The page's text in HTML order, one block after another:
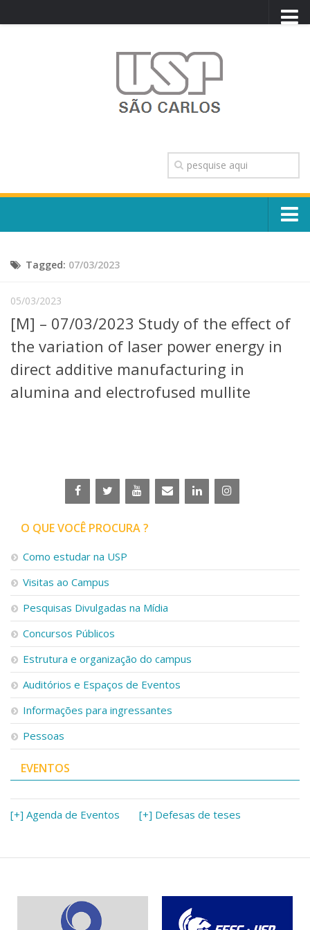
TRANSPARÊNCIA
OUVIDORIA
CONTATO
Escola, Institutos e Órgãos
Núcleos e Comissões
Telefones e Mapas
Pessoas
Graduação
Pós-Graduação
Centros, Núcleos e Projetos em Rede
Pós-doutorado
Iniciação Científica
Transferência de Tecnologia
Empresas Juniores
Extensão à Comunidade
Projetos, Programas e Cursos
Artes, Cultura e Esportes
Museus e Espaços Interativos
Bibliotecas
Apoio ao Estudante
Segurança, Trânsito e Prevenção
RH, Administrativo e Financeiro
Outros serviços
Comunicação
Assessorias e Mídias
Jornal da USP
Tagged: 07/03/2023
05/03/2023
[M] – 07/03/2023 Study of the effect of
the variation of laser power energy in
direct additive manufacturing in
alumina and electrofused mullite
O QUE VOCÊ PROCURA ?
Como estudar na USP
Visitas ao Campus
Pesquisas Divulgadas na Mídia
Concursos Públicos
Estrutura e organização do campus
Auditórios e Espaços de Eventos
Informações para ingressantes
Pessoas
EVENTOS
[+] Agenda de Eventos [+] Defesas de teses